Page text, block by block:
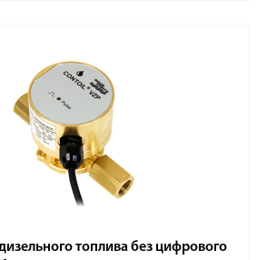
топлива без цифрового